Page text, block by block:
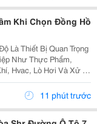
Khi Chọn Đồng Hồ
Như Thực Phẩm,
Hvac, Lò Hơi Và Xử Lý
Đồng Hồ Đo Nhiệt
Với Mọi Môi Trường...
11 phút trước